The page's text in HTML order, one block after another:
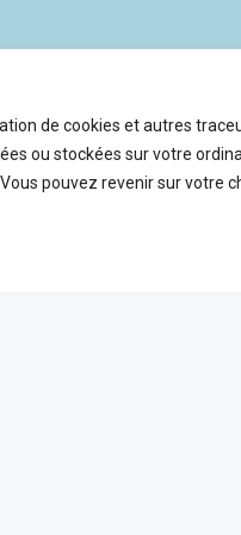
de cookies et autres
ou stockées sur votre
pouvez revenir sur